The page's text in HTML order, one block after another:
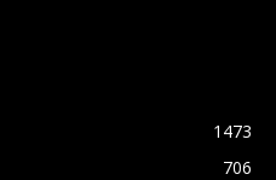
1473
706